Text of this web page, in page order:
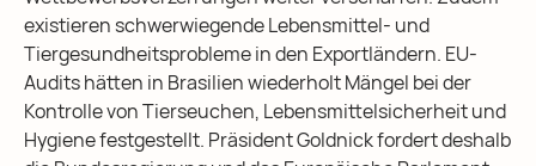
existieren schwerwiegende Lebensmittel- und
Tiergesundheitsprobleme in den Exportländern. EU-
Audits hätten in Brasilien wiederholt Mängel bei der
Kontrolle von Tierseuchen, Lebensmittelsicherheit und
Hygiene festgestellt. Präsident Goldnick fordert deshalb